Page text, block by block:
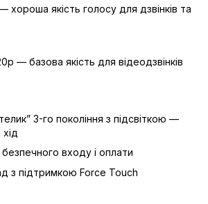
хороша якість голосу для дзвінків та
— базова якість для відеодзвінків
3-го покоління з підсвіткою —
входу і оплати
з підтримкою Force Touch